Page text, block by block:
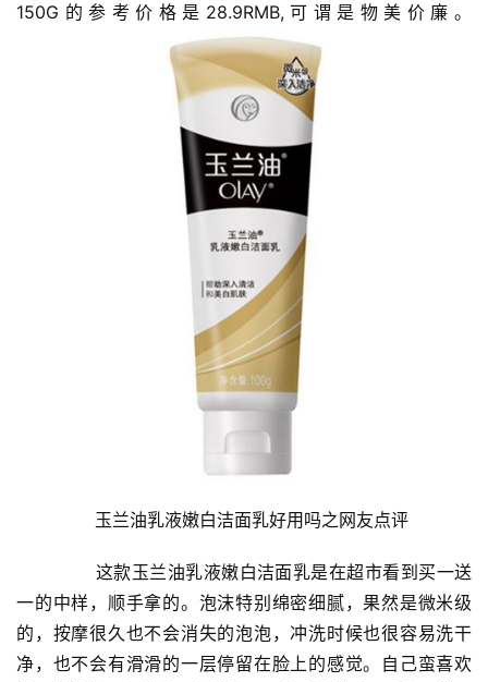
150G的参考价格是28.9RMB,可谓是物美价廉。
	  玉兰油乳液嫩白洁面乳好用吗之网友点评
一的中样，顺手拿的。泡沫特别绵密细腻，果然是微米级
的，按摩很久也不会消失的泡泡，冲洗时候也很容易洗干
净，也不会有滑滑的一层停留在脸上的感觉。自己蛮喜欢